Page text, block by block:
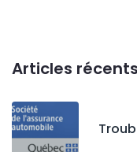
Articles récents